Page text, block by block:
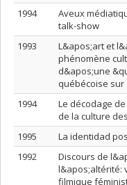
1994
Aveux
talk-show
1993
L&apos;art et
phénomène
d&apos;une
québécoise
1994
Le décodage
de la culture
1995
La identidad
1992
Discours de
l&apos;altérité:
filmique